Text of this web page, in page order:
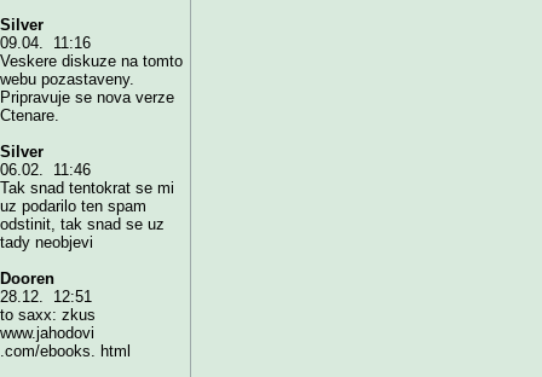
Silver
09.04. 11:16
Veskere diskuze na tomto
webu pozastaveny.
Pripravuje se nova verze
Ctenare.
Silver
06.02. 11:46
Tak snad tentokrat se mi
uz podarilo ten spam
odstinit, tak snad se uz
tady neobjevi
Dooren
28.12. 12:51
to saxx: zkus
www.jahodovi
.com/ebooks. html